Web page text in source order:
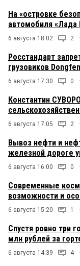
На «островке
автомобиля «Лада
6 августа 18:02 2
Росстандарт
грузовиков
6 августа 17:30 0
Константин
6 августа 17:05 2
Вывоз нефти и
железной дороге
6 августа 16:00 0
Современные
возможности и
6 августа 15:20 1
Спустя ровно три
млн рублей за
6 августа 14:39 4